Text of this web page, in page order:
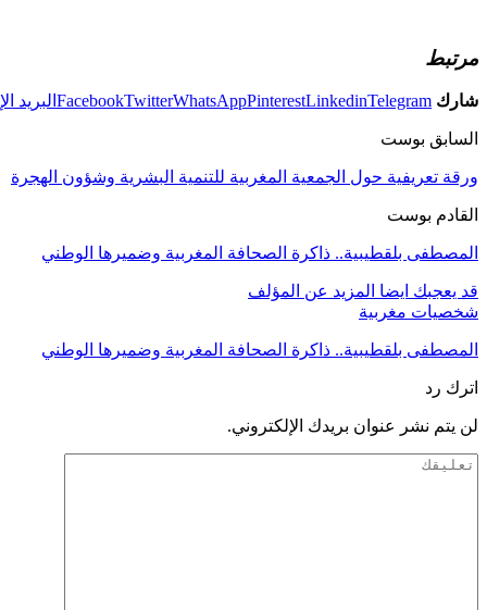
مرتبط
شارك FacebookTwitterWhatsAppPinterestLinkedinTelegram البريد
السابق بوست
ورقة تعريفية حول الجمعية المغربية للتنمية البشرية وشؤون الهجرة
القادم بوست
المصطفى بلقطيبية.. ذاكرة الصحافة المغربية وضميرها الوطني
قد يعجبك ايضا المزيد عن المؤلف
شخصيات مغربية
المصطفى بلقطيبية.. ذاكرة الصحافة المغربية وضميرها الوطني
اترك رد
لن يتم نشر عنوان بريدك الإلكتروني.